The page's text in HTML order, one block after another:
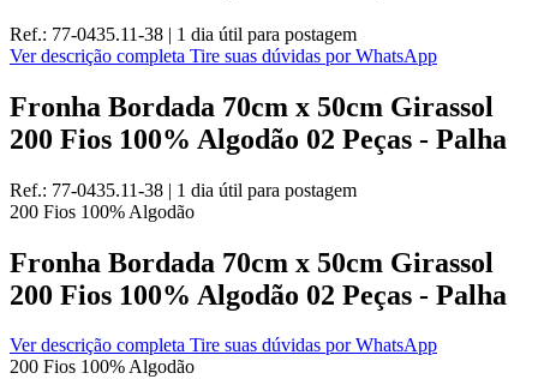
Ref.: 77-0435.11-38 | 1 dia útil para postagem
Ver descrição completa Tire suas dúvidas por WhatsApp
Fronha Bordada 70cm x 50cm Girassol
200 Fios 100% Algodão 02 Peças - Palha
Ref.: 77-0435.11-38 | 1 dia útil para postagem
200 Fios 100% Algodão
Fronha Bordada 70cm x 50cm Girassol
200 Fios 100% Algodão 02 Peças - Palha
Ver descrição completa Tire suas dúvidas por WhatsApp
200 Fios 100% Algodão